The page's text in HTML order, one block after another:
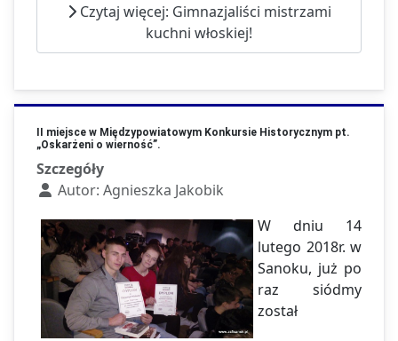
Czytaj więcej: Gimnazjaliści mistrzami
kuchni włoskiej!
II miejsce w Międzypowiatowym Konkursie Historycznym pt.
„Oskarżeni o wierność”.
Szczegóły
Autor: Agnieszka Jakobik
W dniu 14
lutego 2018r. w
Sanoku, już po
raz siódmy
został